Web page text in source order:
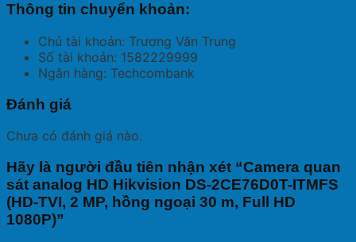
Thông tin chuyển khoản:
Chủ tài khoản: Trương Văn Trung
Số tài khoản: 1582229999
Ngân hàng: Techcombank
Đánh giá
Chưa có đánh giá nào.
Hãy là người đầu tiên nhận xét “Camera quan
sát analog HD Hikvision DS-2CE76D0T-ITMFS
(HD-TVI, 2 MP, hồng ngoại 30 m, Full HD
1080P)”